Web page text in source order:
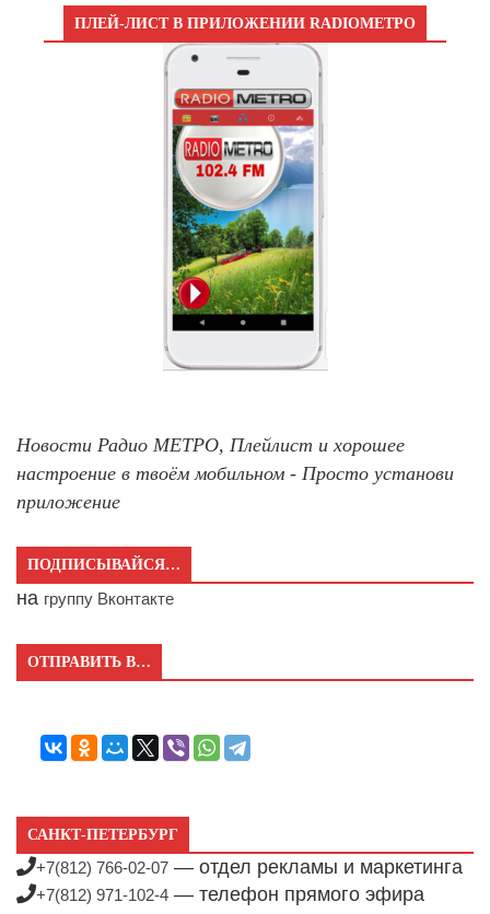
ПЛЕЙ-ЛИСТ В ПРИЛОЖЕНИИ RADIOМЕТРО
Новости Радио МЕТРО, Плейлист и хорошее
настроение в твоём мобильном - Просто установи
приложение
ПОДПИСЫВАЙСЯ…
на группу Вконтакте
ОТПРАВИТЬ В…
САНКТ-ПЕТЕРБУРГ
+7(812) 766-02-07 — отдел рекламы и маркетинга
+7(812) 971-102-4 — телефон прямого эфира